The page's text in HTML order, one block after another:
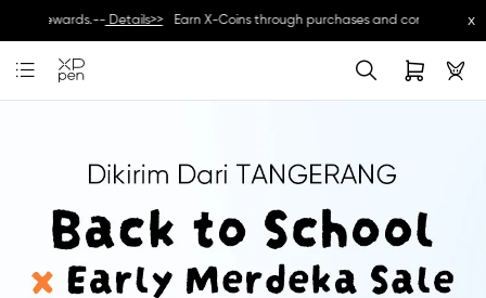
rewards.--Details>> Earn X-Coins through purchases and community x